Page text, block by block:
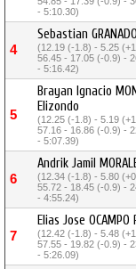
- 5:10.30)
4
Sebastian
(12.19 (-1.8) - 5.25
56.45 - 17.05 (-0.9) -
- 5:16.42)
5
Brayan Ignacio
Elizondo
(12.25 (-1.8) - 5.19
57.16 - 16.86 (-0.9) -
- 5:07.39)
6
Andrik Jamil
(12.34 (-1.8) - 5.80
55.72 - 18.45 (-0.9) -
- 4:55.24)
7
Elias Jose
(12.42 (-1.8) - 5.48
57.55 - 19.82 (-0.9) -
- 5:26.09)